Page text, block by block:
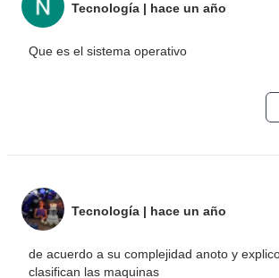
Tecnología | hace un año
Que es el sistema operativo
Tecnología | hace un año
de acuerdo a su complejidad anoto y
clasifican las maquinas